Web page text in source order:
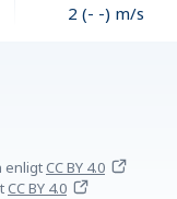
2 (- -) m/s
enligtCC BY 4.0
CC BY 4.0